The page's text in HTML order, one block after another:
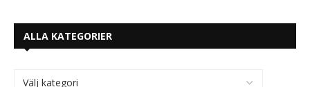
ALLA KATEGORIER